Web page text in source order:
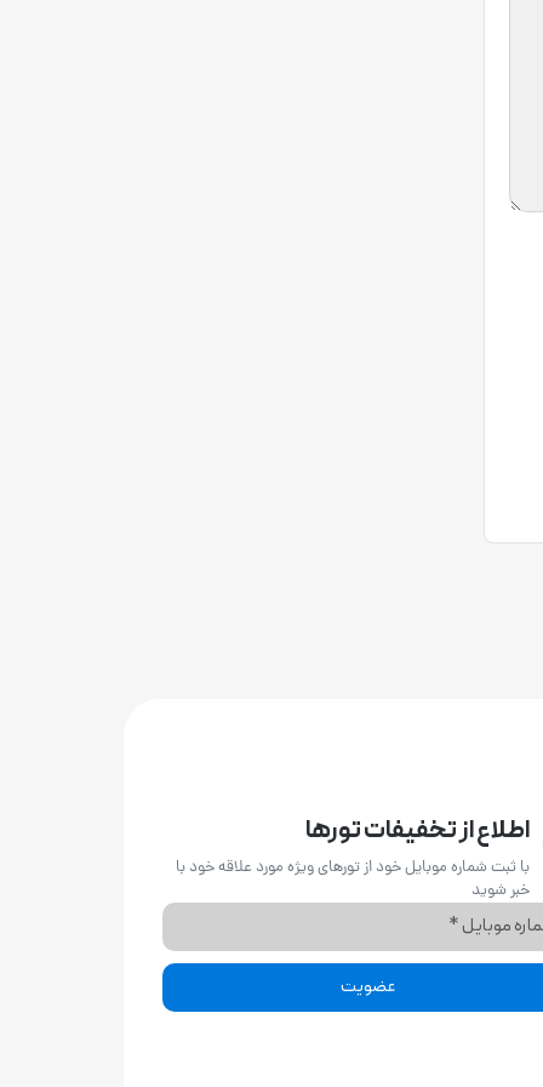
اطلاع از تخفیفات تورها
با ثبت شماره موبایل خود از تورهای ویژه مورد علاقه خود با
خبر شوید
عضویت